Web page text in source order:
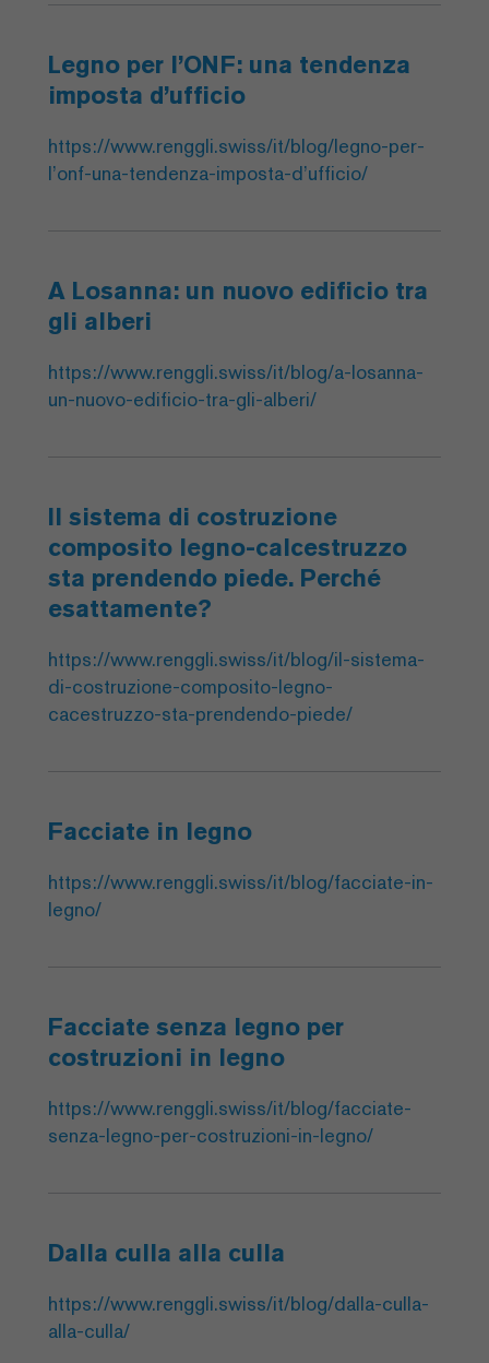
Legno per l’ONF: una tendenza
imposta d’ufficio
https://www.renggli.swiss/it/blog/legno-per-
l’onf-una-tendenza-imposta-d’ufficio/
A Losanna: un nuovo edificio tra
gli alberi
https://www.renggli.swiss/it/blog/a-losanna-
un-nuovo-edificio-tra-gli-alberi/
Il sistema di costruzione
composito legno-calcestruzzo
sta prendendo piede. Perché
esattamente?
https://www.renggli.swiss/it/blog/il-sistema-
di-costruzione-composito-legno-
cacestruzzo-sta-prendendo-piede/
Facciate in legno
https://www.renggli.swiss/it/blog/facciate-in-
legno/
Facciate senza legno per
costruzioni in legno
https://www.renggli.swiss/it/blog/facciate-
senza-legno-per-costruzioni-in-legno/
Dalla culla alla culla
https://www.renggli.swiss/it/blog/dalla-culla-
alla-culla/